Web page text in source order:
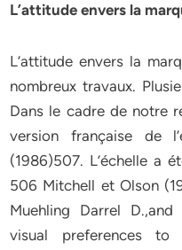
L’attitude envers la
L’attitude envers la
nombreux travaux.
Dans le cadre de notre
version française de
(1986)507. L’échelle a
506 Mitchell et Olson
Muehling Darrel
visual preferences to